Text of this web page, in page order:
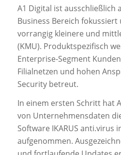
A1 Digital ist ausschließlich
Business Bereich
vorrangig kleinere und
(KMU). Produktspezifisch
Enterprise-Segment
Filialnetzen und hohen
Security betreut.
In einem ersten Schritt hat
von Unternehmensdaten
Software IKARUS anti.virus
aufgenommen.